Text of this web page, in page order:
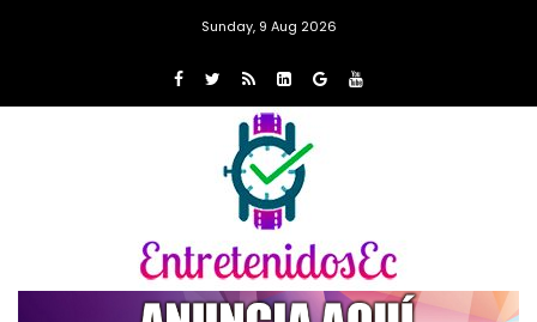
Sunday, 9 Aug 2026